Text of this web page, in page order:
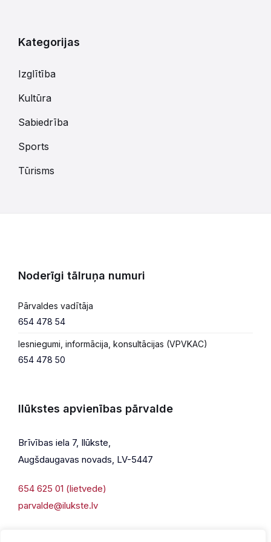
Kategorijas
Izglītība
Kultūra
Sabiedrība
Sports
Tūrisms
Noderīgi tālruņa numuri
Pārvaldes vadītāja
654 478 54
Iesniegumi, informācija, konsultācijas (VPVKAC)
654 478 50
Ilūkstes apvienības pārvalde
Brīvības iela 7, Ilūkste,
Augšdaugavas novads, LV-5447
654 625 01 (lietvede)
parvalde@ilukste.lv